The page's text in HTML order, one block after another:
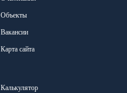
Объекты
Вакансии
Карта сайта
Калькулятор